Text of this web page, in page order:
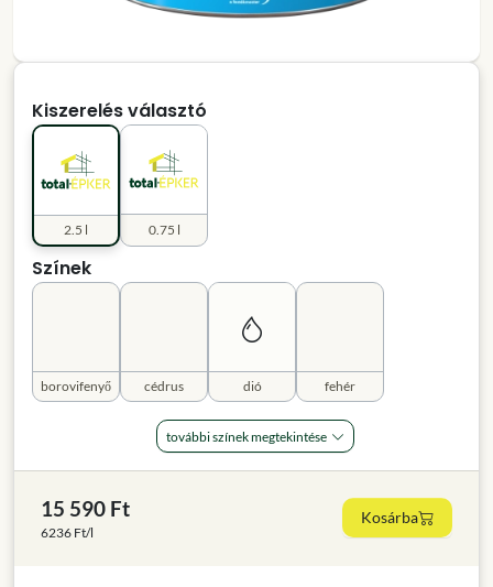
Kiszerelés választó
0.75 l
2.5 l
Színek
borovifenyő cédrus dió fehér
további színek megtekintése
15 590 Ft
6236 Ft/l
Kosárba